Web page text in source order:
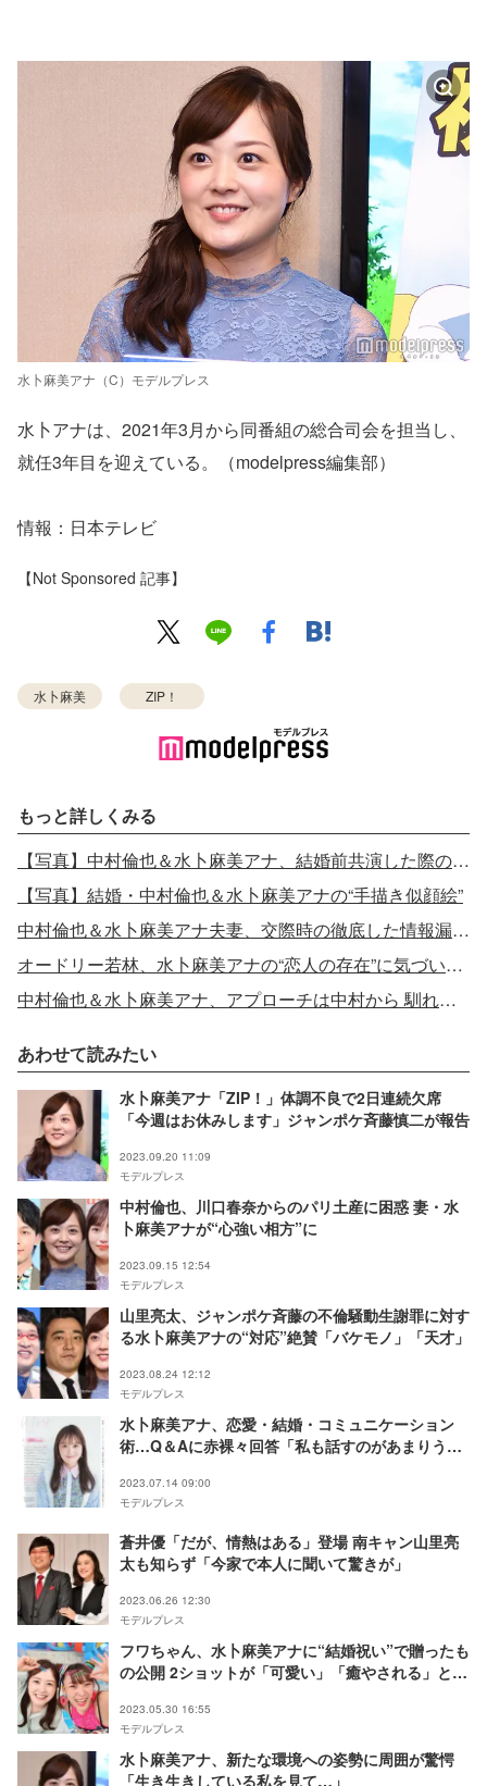
水卜麻美アナ（C）モデルプレス
水卜アナは、2021年3月から同番組の総合司会を担当し、
就任3年目を迎えている。（modelpress編集部）
情報：日本テレビ
【Not Sponsored 記事】
水卜麻美 ZIP！
もっと詳しくみる
【写真】中村倫也＆水卜麻美アナ、結婚前共演した際の2ショット
【写真】結婚・中村倫也＆水卜麻美アナの“手描き似顔絵”
中村倫也＆水卜麻美アナ夫妻、交際時の徹底した情報漏洩対策
オードリー若林、水卜麻美アナの“恋人の存在”に気づいていた理由
中村倫也＆水卜麻美アナ、アプローチは中村から 馴れ初め明かす
あわせて読みたい
水卜麻美アナ「ZIP！」体調不良で2日連続欠席
「今週はお休みします」ジャンポケ斉藤慎二が報告
2023.09.20 11:09
モデルプレス
中村倫也、川口春奈からのパリ土産に困惑 妻・水
卜麻美アナが“心強い相方”に
2023.09.15 12:54
モデルプレス
山里亮太、ジャンポケ斉藤の不倫騒動生謝罪に対す
る水卜麻美アナの“対応”絶賛「バケモノ」「天才」
2023.08.24 12:12
モデルプレス
水卜麻美アナ、恋愛・結婚・コミュニケーション
術…Q＆Aに赤裸々回答「私も話すのがあまりうま
2023.07.14 09:00
モデルプレス
蒼井優「だが、情熱はある」登場 南キャン山里亮
太も知らず「今家で本人に聞いて驚きが」
2023.06.26 12:30
モデルプレス
フワちゃん、水卜麻美アナに“結婚祝い”で贈ったも
の公開 2ショットが「可愛い」「癒やされる」と反
2023.05.30 16:55
モデルプレス
水卜麻美アナ、新たな環境への姿勢に周囲が驚愕
「生き生きしている私を見て…」